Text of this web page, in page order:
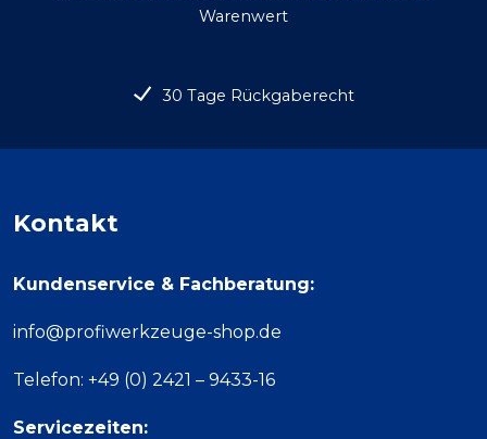
Warenwert
30 Tage Rückgaberecht
Kontakt
Kundenservice & Fachberatung:
info@profiwerkzeuge-shop.de
Telefon: +49 (0) 2421 – 9433-16
Servicezeiten: